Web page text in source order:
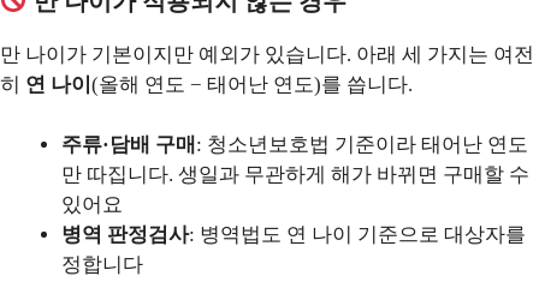
만 나이가 기본이지만 예외가 있습니다. 아래 세 가지는 여전
히 연 나이 (올해 연도 − 태어난 연도)를 씁니다.
주류·담배 구매 : 청소년보호법 기준이라 태어난 연도
만 따집니다. 생일과 무관하게 해가 바뀌면 구매할 수
있어요
병역 판정검사: 병역법도 연 나이 기준으로 대상자를
정합니다